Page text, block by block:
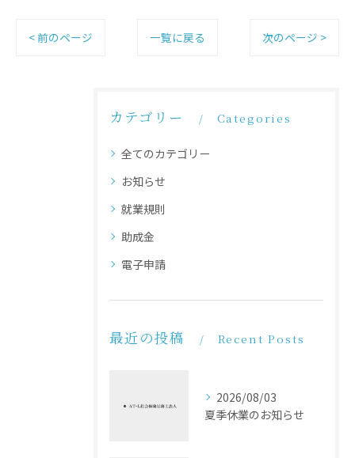
< 前のページ 一覧に戻る 次のページ >
カテゴリー Categories
全てのカテゴリー
お知らせ
就業規則
助成金
電子申請
最近の投稿 Recent Posts
2026/08/03
夏季休業のお知らせ